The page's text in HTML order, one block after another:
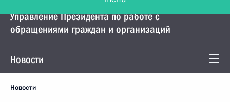
Управление Президента по работе с
обращениями граждан и организаций
Новости
Новости